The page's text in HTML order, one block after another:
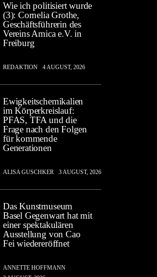
Wie ich politisiert wurde
(3): Cornelia Grothe,
Geschäftsführerin des
Vereins Amica e.V. in
Freiburg
REDAKTION 4 AUGUST, 2026
Ewigkeitschemikalien
im Körperkreislauf:
PFAS, TFA und die
Frage nach den Folgen
für kommende
Generationen
ALISA GUSCHKER 3 AUGUST, 2026
Das Kunstmuseum
Basel Gegenwart hat mit
einer spektakulären
Ausstellung von Cao
Fei wiedereröffnet
ANNETTE HOFFMANN